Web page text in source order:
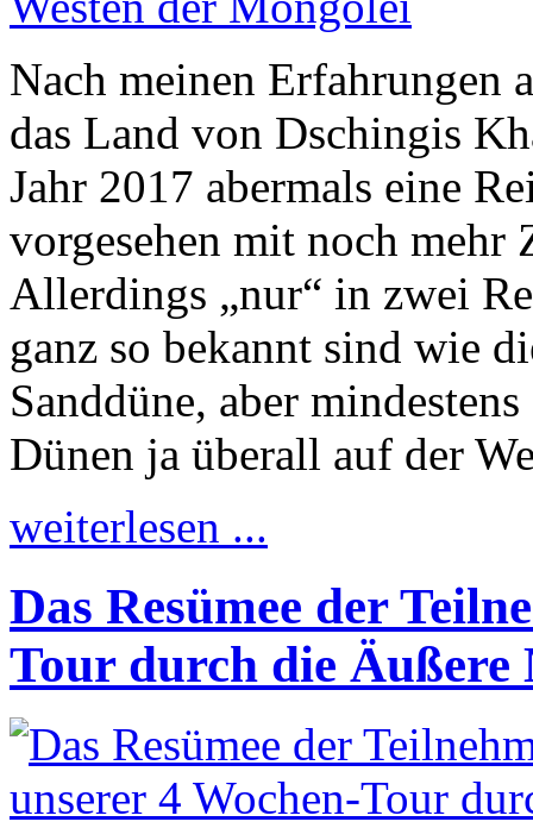
Nach meinen Erfahrungen
das Land von Dschingis
Jahr 2017 abermals eine
vorgesehen mit noch mehr
Allerdings „nur“ in zwei
ganz so bekannt sind wie
Sanddüne, aber
Dünen ja überall auf der
weiterlesen ...
Das Resümee der
Tour durch die Äußere